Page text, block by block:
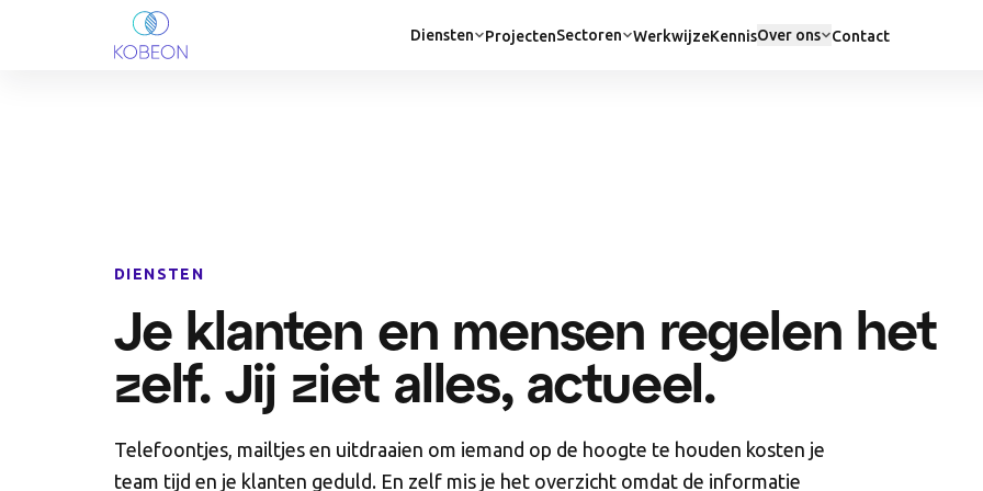
Diensten ProjectenSectoren WerkwijzeKennisOver ons Contact
DIENSTEN
Je klanten en mensen regelen het
zelf. Jij ziet alles, actueel.
Telefoontjes, mailtjes en uitdraaien om iemand op de hoogte te houden kosten je
team tijd en je klanten geduld. En zelf mis je het overzicht omdat de informatie